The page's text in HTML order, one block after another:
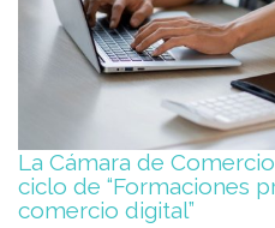
La Cámara de
ciclo de “Formaciones
comercio digital”